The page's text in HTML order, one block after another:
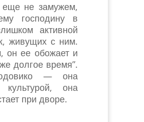
еще не замужем,
господину в
активной
живущих с ним.
он ее обожает и
долгое время”.
— она
она
при дворе.